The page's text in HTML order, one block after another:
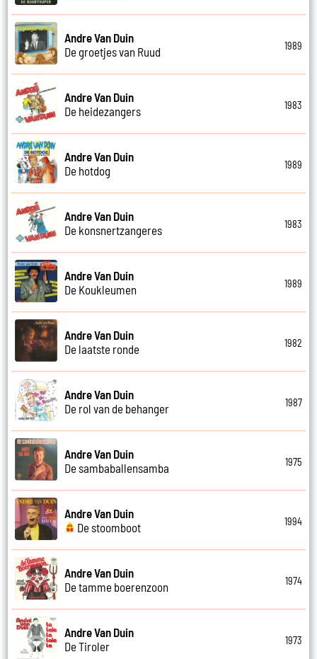
Andre Van Duin
De groetjes van Ruud
1989
Andre Van Duin
De heidezangers
1983
Andre Van Duin
De hotdog
1989
Andre Van Duin
De konsnertzangeres
1983
Andre Van Duin
De Koukleumen
1989
Andre Van Duin
De laatste ronde
1982
Andre Van Duin
De rol van de behanger
1987
Andre Van Duin
De sambaballensamba
1975
Andre Van Duin
De stoomboot
1994
Andre Van Duin
De tamme boerenzoon
1974
Andre Van Duin
De Tiroler
1973